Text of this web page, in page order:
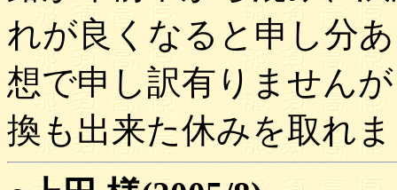
れが良くなると申し分
想で申し訳有りません
換も出来た休みを取れ